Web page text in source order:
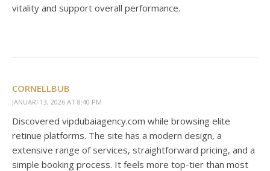
vitality and support overall performance.
CORNELLBUB
JANUARI 13, 2026 AT 8:40 PM
Discovered vipdubaiagency.com while browsing elite
retinue platforms. The site has a modern design, a
extensive range of services, straightforward pricing, and a
simple booking process. It feels more top-tier than most